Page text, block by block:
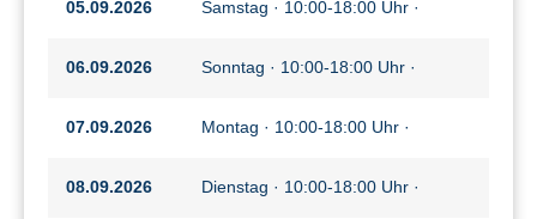
05.09.2026 Samstag · 10:00-18:00 Uhr ·
06.09.2026 Sonntag · 10:00-18:00 Uhr ·
07.09.2026 Montag · 10:00-18:00 Uhr ·
08.09.2026 Dienstag · 10:00-18:00 Uhr ·